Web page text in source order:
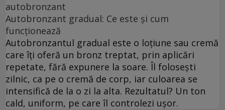
autobronzant
Autobronzant gradual: Ce este și cum
funcționează
Autobronzantul gradual este o loțiune sau cremă
care îți oferă un bronz treptat, prin aplicări
repetate, fără expunere la soare. Îl folosești
zilnic, ca pe o cremă de corp, iar culoarea se
intensifică de la o zi la alta. Rezultatul? Un ton
cald, uniform, pe care îl controlezi ușor.